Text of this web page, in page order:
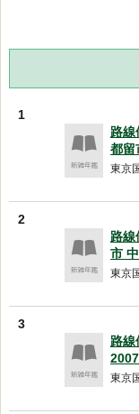
1
路線
都留
東京
2
路線
市
東京
3
路線
東京